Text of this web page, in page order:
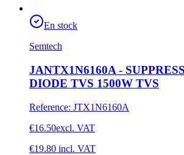
En stock
Semtech
JANTX1N6160A -
DIODE TVS 1500W TVS
Reference: JTX1N6160A
€16.50excl. VAT
€19.80 incl. VAT